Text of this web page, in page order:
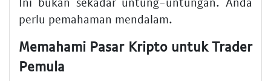
perlu pemahaman mendalam.
Memahami Pasar Kripto untuk Trader
Pemula